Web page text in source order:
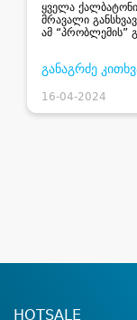
ყველა
მრავალი
ამ “პრობლემის”
განაგრძე
16-04-2024
HOTSALE